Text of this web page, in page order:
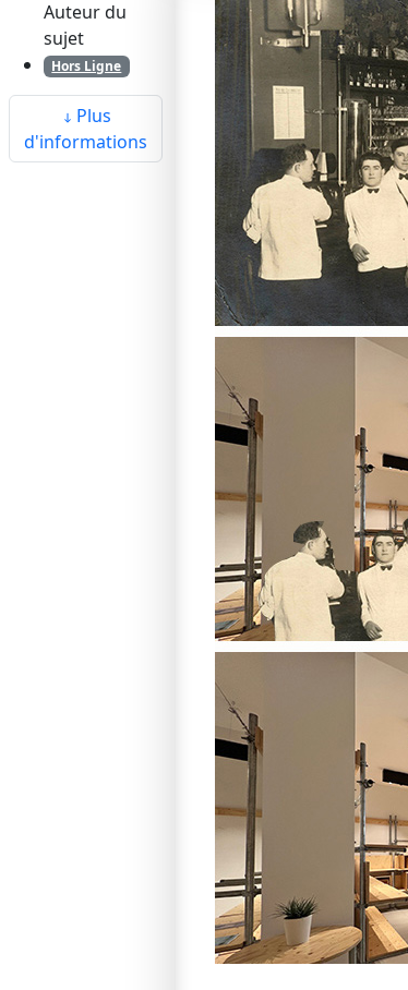
Auteur du
sujet
Hors Ligne
Plus
d'informations